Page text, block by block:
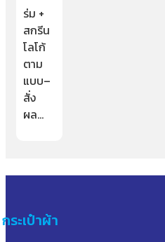
ร่ม +
สกรีน
โลโก้
ตาม
แบบ–
สั่ง
ผล…
กระเป๋าผ้า